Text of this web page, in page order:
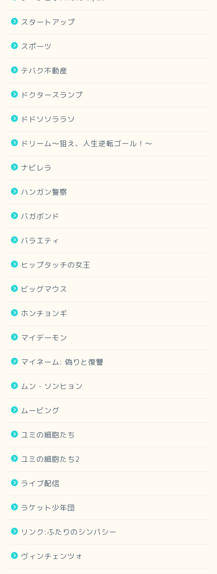
スタートアップ
スポーツ
テバク不動産
ドクタースランプ
ドドソソララソ
ドリーム～狙え、人生逆転ゴール！～
ナビレラ
ハンガン警察
バガボンド
バラエティ
ヒップタッチの女王
ビッグマウス
ホンチョンギ
マイデーモン
マイネーム: 偽りと復讐
ムン・ソンヒョン
ムービング
ユミの細胞たち
ユミの細胞たち2
ライブ配信
ラケット少年団
リンク:ふたりのシンパシー
ヴィンチェンツォ